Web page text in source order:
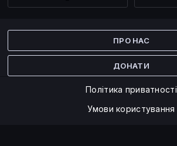
ПРО НАС
ДОНАТИ
Політика приватності
Умови користування